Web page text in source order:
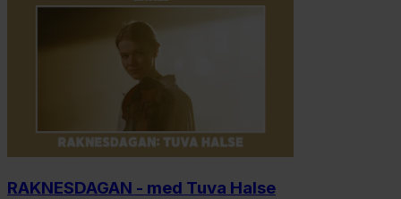
RAKNESDAGAN - med Tuva Halse